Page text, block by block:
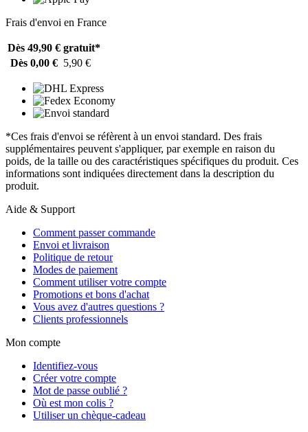
Frais d'envoi en France
Dès 49,90 € gratuit*
Dès 0,00 € 5,90 €
*Ces frais d'envoi se réfèrent à un envoi standard. Des frais
supplémentaires peuvent s'appliquer, par exemple en raison du
poids, de la taille ou des caractéristiques spécifiques du produit. Ces
informations sont indiquées directement dans la description du
produit.
Aide & Support
Comment passer commande
Envoi et livraison
Politique de retour
Modes de paiement
Comment utiliser votre compte
Promotions et bons d'achat
Vous avez d'autres questions ?
Clients professionnels
Mon compte
Identifiez-vous
Créer votre compte
Mot de passe oublié ?
Où est mon colis ?
Utiliser un chèque-cadeau